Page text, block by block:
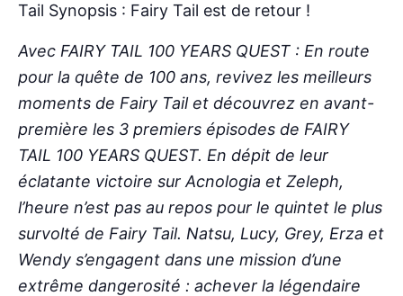
Tail Synopsis : Fairy Tail est de retour !
Avec FAIRY TAIL 100 YEARS QUEST : En route
pour la quête de 100 ans, revivez les meilleurs
moments de Fairy Tail et découvrez en avant-
première les 3 premiers épisodes de FAIRY
TAIL 100 YEARS QUEST. En dépit de leur
éclatante victoire sur Acnologia et Zeleph,
l’heure n’est pas au repos pour le quintet le plus
survolté de Fairy Tail. Natsu, Lucy, Grey, Erza et
Wendy s’engagent dans une mission d’une
extrême dangerosité : achever la légendaire